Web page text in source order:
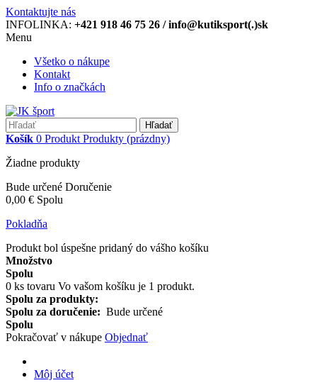
Kontaktujte nás
INFOLINKA: +421 918 46 75 26 / info@kutiksport(.)sk
Menu
Všetko o nákupe
Kontakt
Info o značkách
Hľadať
Košík 0 Produkt Produkty (prázdny)
Žiadne produkty
Bude určené Doručenie
0,00 € Spolu
Pokladňa
Produkt bol úspešne pridaný do vášho košíku
Množstvo
Spolu
0 ks tovaru Vo vašom košíku je 1 produkt.
Spolu za produkty:
Spolu za doručenie: Bude určené
Spolu
Pokračovať v nákupe Objednať
Môj účet